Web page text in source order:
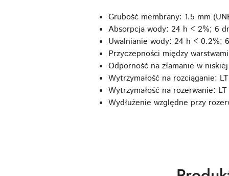
Grubość membrany: 1.5 mm
Absorpcja wody: 24 h < 2%; 6
Uwalnianie wody: 24 h < 0.2%;
Przyczepności między
Odporność na złamanie w
Wytrzymałość na rozciąganie:
Wytrzymałość na rozerwanie:
Wydłużenie względne przy